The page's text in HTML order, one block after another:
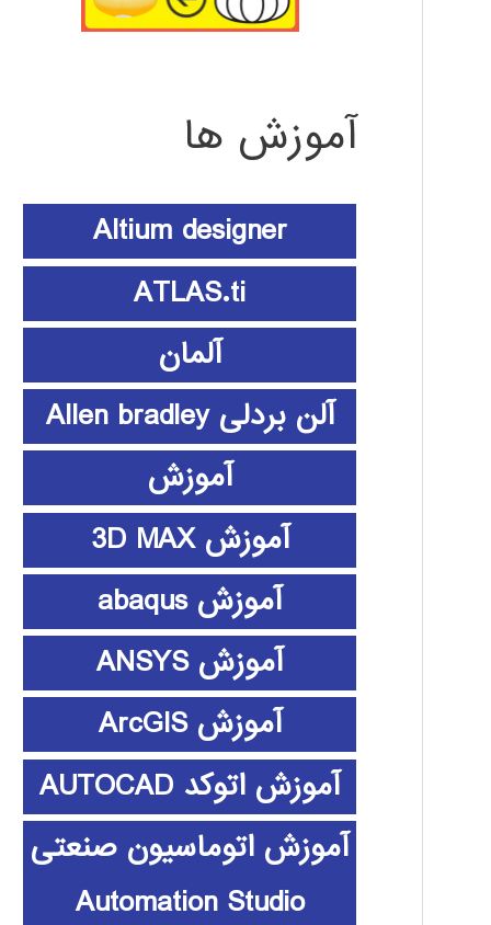
آموزش ها
Altium designer
ATLAS.ti
آلمان
آلن بردلی Allen bradley
آموزش
آموزش 3D MAX
آموزش abaqus
آموزش ANSYS
آموزش ArcGIS
آموزش اتوکد AUTOCAD
آموزش اتوماسیون صنعتی
Automation Studio